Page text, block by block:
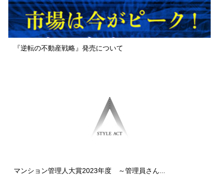
『逆転の不動産戦略』発売について
マンション管理人大賞2023年度 ～管理員さん...